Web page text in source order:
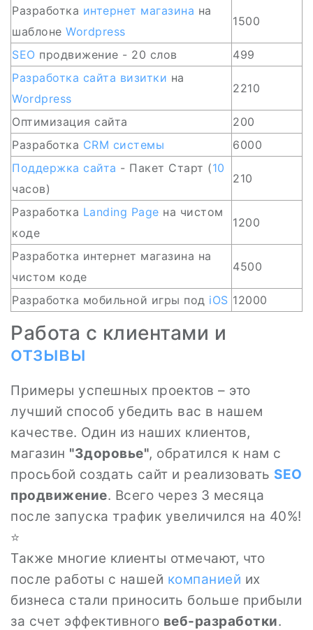
Разработка интернет магазина на
шаблоне Wordpress
1500
SEO продвижение - 20 слов
499
Разработка сайта визитки на
Wordpress
2210
Оптимизация сайта
200
Разработка CRM системы
6000
Поддержка сайта - Пакет Старт (10
часов)
210
Разработка Landing Page на чистом
коде
1200
Разработка интернет магазина на
чистом коде
4500
Разработка мобильной игры под iOS 12000
Работа с клиентами и
отзывы
Примеры успешных проектов – это
лучший способ убедить вас в нашем
качестве. Один из наших клиентов,
магазин "Здоровье", обратился к нам с
просьбой создать сайт и реализовать SEO
продвижение. Всего через 3 месяца
после запуска трафик увеличился на 40%!
⭐
Также многие клиенты отмечают, что
после работы с нашей компанией их
бизнеса стали приносить больше прибыли
за счет эффективного веб-разработки.